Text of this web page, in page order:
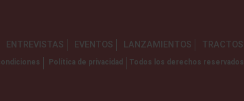
ENTREVISTAS EVENTOS LANZAMIENTOS TRACTOS
Política de privacidad Todos los derechos reservados